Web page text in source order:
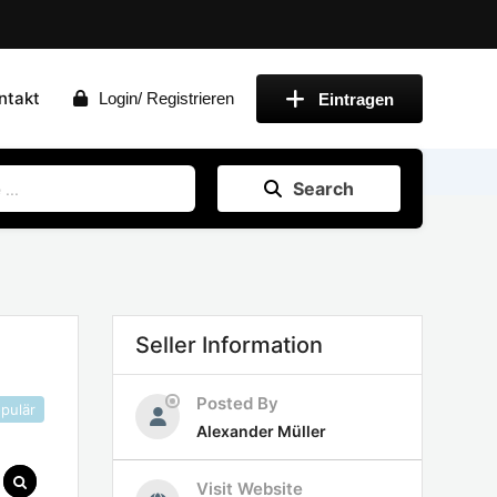
Eintragen
Login/ Registrieren
Search
Seller Information
Posted By
Alexander Müller
Visit Website